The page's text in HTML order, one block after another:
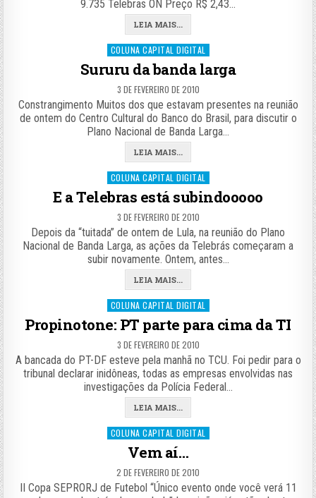
9.735 Telebras ON Preço R$ 2,43…
LEIA MAIS...
Posted
COLUNA CAPITAL DIGITAL
Sururu da banda larga
3 DE FEVEREIRO DE 2010
Constrangimento Muitos dos que estavam presentes na reunião
de ontem do Centro Cultural do Banco do Brasil, para discutir o
Plano Nacional de Banda Larga…
LEIA MAIS...
Posted
in
COLUNA CAPITAL DIGITAL
E a Telebras está subindooooo
3 DE FEVEREIRO DE 2010
Depois da “tuitada” de ontem de Lula, na reunião do Plano
Nacional de Banda Larga, as ações da Telebrás começaram a
subir novamente. Ontem, antes…
LEIA MAIS...
Posted
COLUNA CAPITAL DIGITAL
Propinotone: PT parte para cima da TI
3 DE FEVEREIRO DE 2010
A bancada do PT-DF esteve pela manhã no TCU. Foi pedir para o
tribunal declarar inidôneas, todas as empresas envolvidas nas
investigações da Polícia Federal…
LEIA MAIS...
Posted
COLUNA CAPITAL DIGITAL
Vem aí…
2 DE FEVEREIRO DE 2010
II Copa SEPRORJ de Futebol “Único evento onde você verá 11